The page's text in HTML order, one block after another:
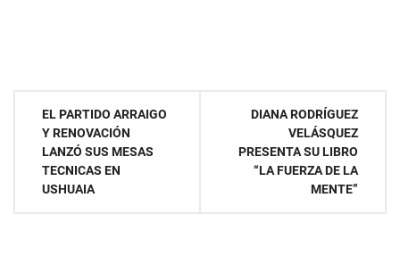
Navegación
entradas
EL PARTIDO ARRAIGO
Y RENOVACIÓN
LANZÓ SUS MESAS
TECNICAS EN
USHUAIA
DIANA RODRÍGUEZ
VELÁSQUEZ
PRESENTA SU LIBRO
“LA FUERZA DE LA
MENTE”